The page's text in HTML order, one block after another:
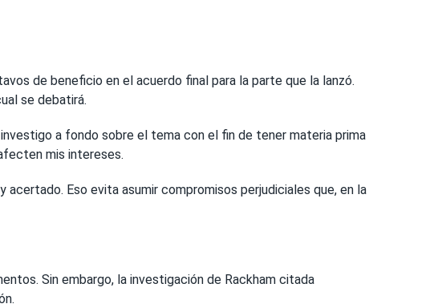
de beneficio en el acuerdo final para la parte que la lanzó.
se debatirá.
a fondo sobre el tema con el fin de tener materia prima
mis intereses.
acertado. Eso evita asumir compromisos perjudiciales que, en la
Sin embargo, la investigación de Rackham citada